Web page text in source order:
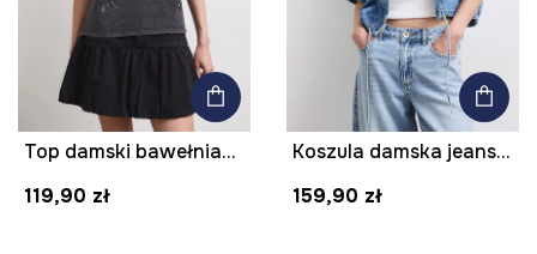
Top damski bawełniany z aplikacją
119,90 zł
Koszula damska jeansowa gładka
159,90 zł